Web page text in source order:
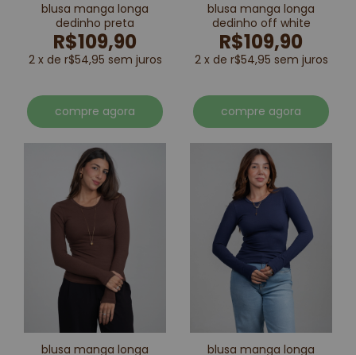
blusa manga longa
dedinho preta
R$109,90
2 x de r$54,95 sem juros
compre agora
blusa manga longa
dedinho off white
R$109,90
2 x de r$54,95 sem juros
compre agora
blusa manga longa blusa manga longa